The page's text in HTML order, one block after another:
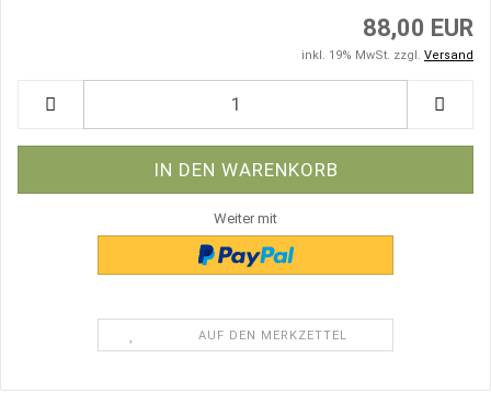
88,00 EUR
inkl. 19% MwSt. zzgl. Versand
Weiter mit
AUF DEN MERKZETTEL